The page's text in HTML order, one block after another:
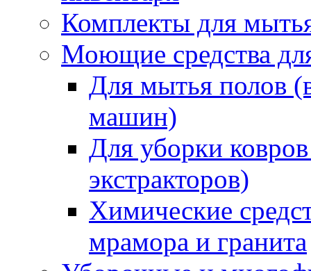
Комплекты для
Моющие средства
Для мытья полов
машин)
Для уборки
экстракторов)
Химические
мрамора и гранита